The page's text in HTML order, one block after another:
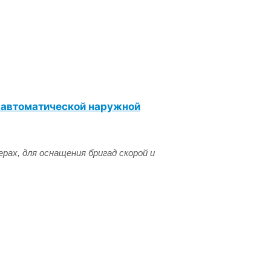
наружной
для оснащения бригад скорой и